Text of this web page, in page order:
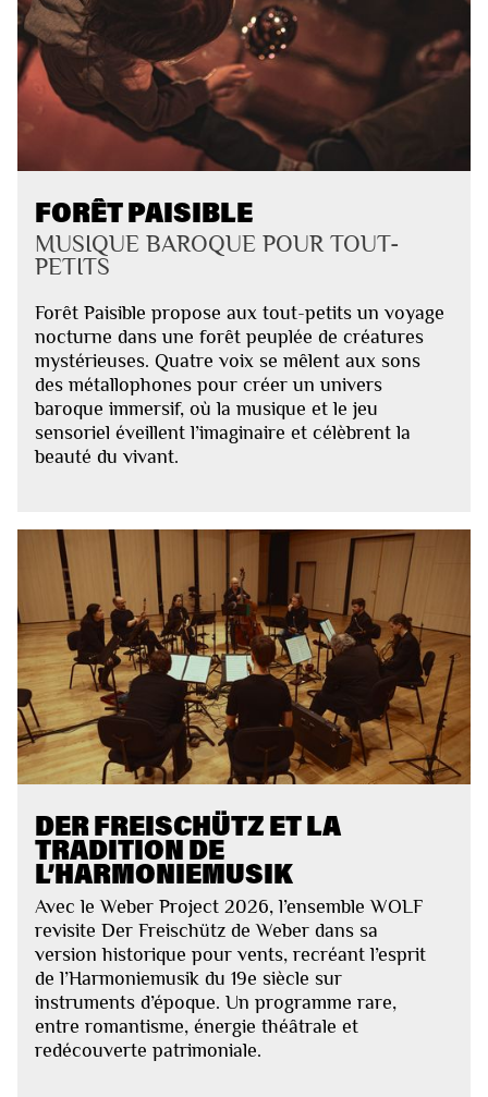
FORÊT PAISIBLE
MUSIQUE BAROQUE POUR TOUT-
PETITS
Forêt Paisible propose aux tout-petits un voyage
nocturne dans une forêt peuplée de créatures
mystérieuses. Quatre voix se mêlent aux sons
des métallophones pour créer un univers
baroque immersif, où la musique et le jeu
sensoriel éveillent l’imaginaire et célèbrent la
beauté du vivant.
DER FREISCHÜTZ ET LA
TRADITION DE
L’HARMONIEMUSIK
Avec le Weber Project 2026, l’ensemble WOLF
revisite Der Freischütz de Weber dans sa
version historique pour vents, recréant l’esprit
de l’Harmoniemusik du 19e siècle sur
instruments d’époque. Un programme rare,
entre romantisme, énergie théâtrale et
redécouverte patrimoniale.